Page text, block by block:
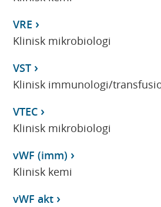
VRE
Klinisk mikrobiologi
VST
Klinisk immunologi/
VTEC
Klinisk mikrobiologi
vWF (imm)
Klinisk kemi
vWF akt